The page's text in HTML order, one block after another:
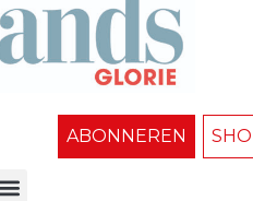
ABONNEREN